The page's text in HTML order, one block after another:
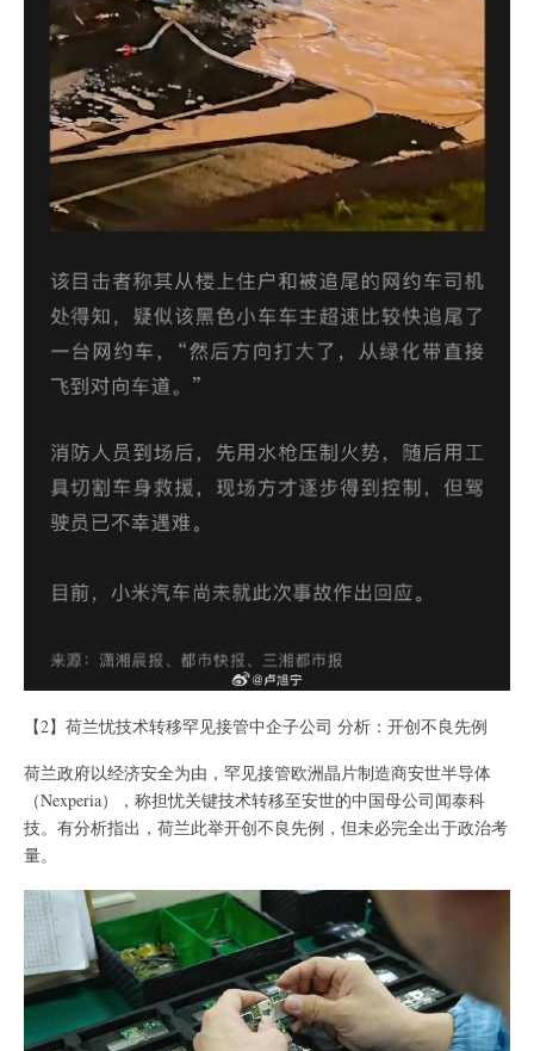
【2】荷兰忧技术转移罕见接管中企子公司 分析：开创不良先例
荷兰政府以经济安全为由，罕见接管欧洲晶片制造商安世半导体
（Nexperia），称担忧关键技术转移至安世的中国母公司闻泰科
技。有分析指出，荷兰此举开创不良先例，但未必完全出于政治考
量。